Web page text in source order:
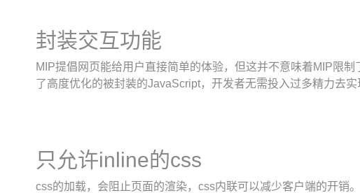
封装交互功能
MIP提倡网页能给用户直接简单的体验，但这并不意味着MIP限
了高度优化的被封装的JavaScript，开发者无需投入过多精力去实
只允许inline的css
css的加载，会阻止页面的渲染，css内联可以减少客户端的开销。